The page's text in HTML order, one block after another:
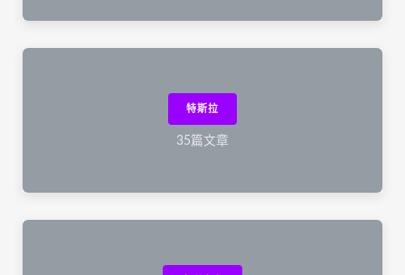
特斯拉
35篇文章